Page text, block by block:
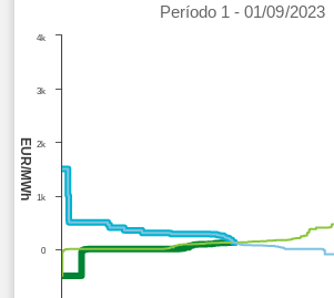
EUR/MWh
Período 1 - 01/09/2023
0
1k
2k
3k
4k